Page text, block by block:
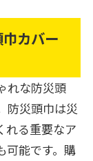
カバー
れな防災頭
防災頭巾は災
れる重要なア
可能です。購